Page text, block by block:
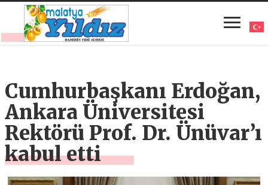
Cumhurbaşkanı Erdoğan,
Ankara Üniversitesi
Rektörü Prof. Dr. Ünüvar’ı
kabul etti